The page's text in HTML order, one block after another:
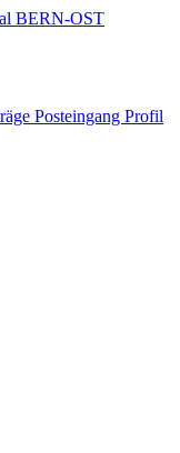
Posteingang Profil